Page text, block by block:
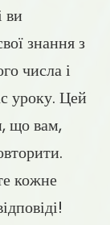
ви
знання з
числа і
уроку. Цей
що вам,
кожне